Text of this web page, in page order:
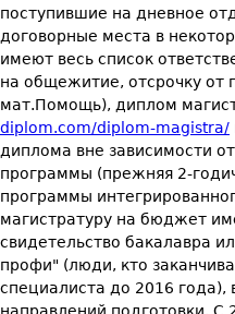
поступившие на дневное
договорные места в
имеют весь список
на общежитие, отсрочку от
мат.Помощь), диплом
diplom.com/diplom-magistra/